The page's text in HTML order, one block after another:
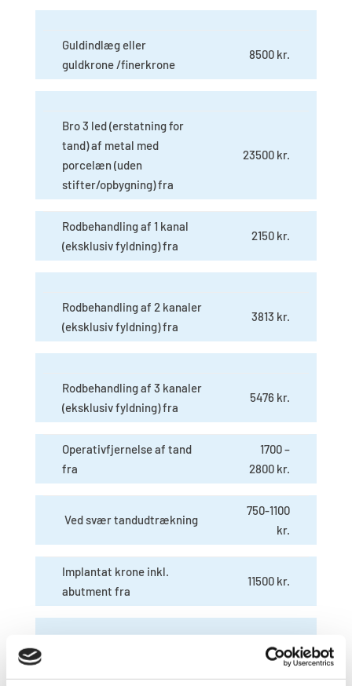
Guldindlæg eller
guldkrone /finerkrone
8500 kr.
Bro 3 led (erstatning for
tand) af metal med
porcelæn (uden
stifter/opbygning) fra
23500 kr.
Rodbehandling af 1 kanal
(eksklusiv fyldning) fra
2150 kr.
Rodbehandling af 2 kanaler
(eksklusiv fyldning) fra
3813 kr.
Rodbehandling af 3 kanaler
(eksklusiv fyldning) fra
5476 kr.
Operativfjernelse af tand
fra
1700 –
2800 kr.
Ved svær tandudtrækning
750-1100
kr.
Implantat krone inkl.
abutment fra
11500 kr.
18500 kr.